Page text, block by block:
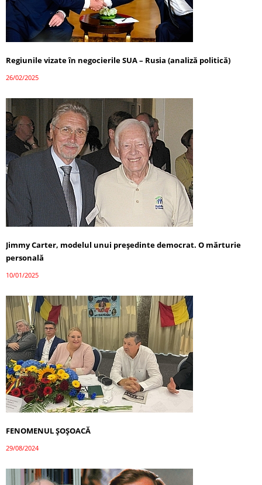
Regiunile vizate în negocierile SUA – Rusia (analiză politică)
26/02/2025
Jimmy Carter, modelul unui președinte democrat. O mărturie
personală
10/01/2025
FENOMENUL ȘOȘOACĂ
29/08/2024